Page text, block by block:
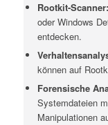
Rootkit-Scanner:
oder Windows
entdecken.
können auf
Forensische
Systemdateien
Manipulationen